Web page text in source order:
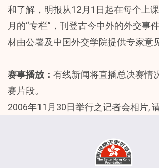
和了解，明报从12月1日起在每个上
月的“专栏”，刊登古今中外的外交事
材由公署及中国外交学院提供专家意
赛事播放： 有线新闻将直播总决赛情
赛片段。
2006年11月30日举行之记者会相片,